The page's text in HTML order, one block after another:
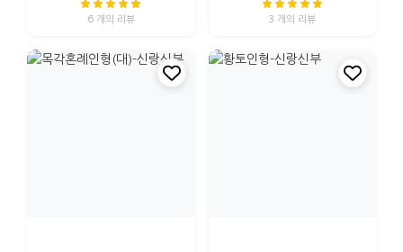
6 개의 리뷰 3 개의 리뷰